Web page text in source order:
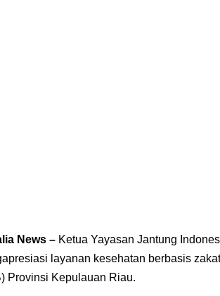
News – Ketua Yayasan Jantung
layanan kesehatan berbasis
Provinsi Kepulauan Riau.